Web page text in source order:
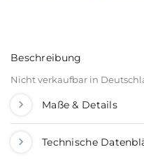
Beschreibung
Nicht verkaufbar in
Maße & Details
Technische